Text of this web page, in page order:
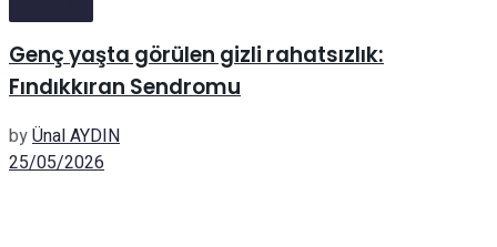
Genç yaşta görülen gizli rahatsızlık:
Fındıkkıran Sendromu
byÜnal AYDIN
25/05/2026